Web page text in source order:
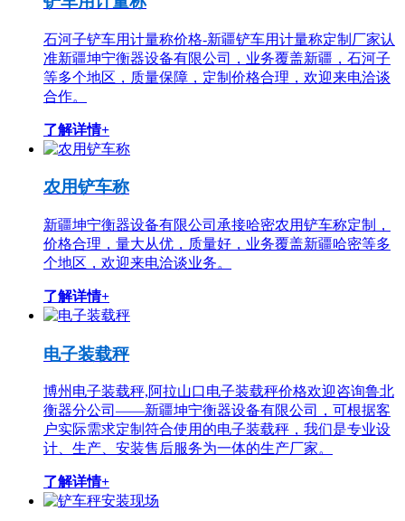
石河子铲车用计量称价格-新疆铲车用计量称定制厂家认
准新疆坤宁衡器设备有限公司，业务覆盖新疆，石河子
等多个地区，质量保障，定制价格合理，欢迎来电洽谈
合作。
了解详情+
农用铲车称
新疆坤宁衡器设备有限公司承接哈密农用铲车称定制，
价格合理，量大从优，质量好，业务覆盖新疆哈密等多
个地区，欢迎来电洽谈业务。
了解详情+
电子装载秤
博州电子装载秤,阿拉山口电子装载秤价格欢迎咨询鲁北
衡器分公司——新疆坤宁衡器设备有限公司，可根据客
户实际需求定制符合使用的电子装载秤，我们是专业设
计、生产、安装售后服务为一体的生产厂家。
了解详情+